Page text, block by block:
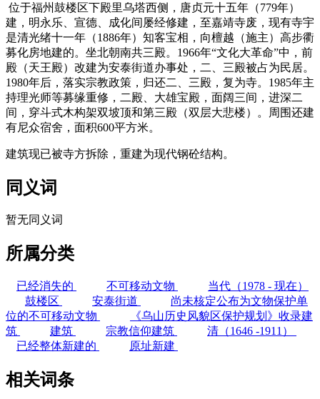
位于福州鼓楼区下殿里乌塔西侧，唐贞元十五年（779年）
建，明永乐、宣德、成化间屡经修建，至嘉靖寺废，现有寺宇
是清光绪十一年（1886年）知客宝相，向檀越（施主）高步衢
募化房地建的。坐北朝南共三殿。1966年“文化大革命”中，前
殿（天王殿）改建为安泰街道办事处，二、三殿被占为民居。
1980年后，落实宗教政策，归还二、三殿，复为寺。1985年主
持理光师等募缘重修，二殿、大雄宝殿，面阔三间，进深二
间，穿斗式木构架双坡顶和第三殿（双层大悲楼）。周围还建
有尼众宿舍，面积600平方米。
建筑现已被寺方拆除，重建为现代钢砼结构。
同义词
暂无同义词
所属分类
已经消失的 不可移动文物
当代（1978 - 现在）
鼓楼区
安泰街道
尚未核定公布为文物保护单
位的不可移动文物
《乌山历史风貌区保护规划》收录建
筑
建筑 宗教信仰建筑
清（1646 -1911）
已经整体新建的
原址新建
相关词条